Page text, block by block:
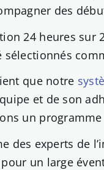
des
24 heures sur
que notre
et de son
un
des experts de
un large